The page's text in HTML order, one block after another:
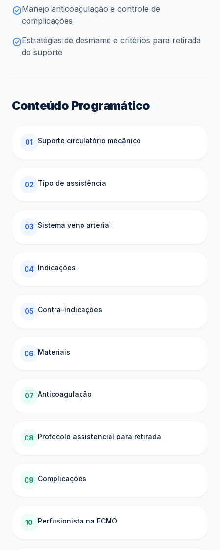
check_circleManejo anticoagulação e controle de
complicações
check_circleEstratégias de desmame e critérios para retirada
do suporte
Conteúdo Programático
01 Suporte circulatório mecânico
02 Tipo de assistência
03 Sistema veno arterial
04 Indicações
05 Contra-indicações
06 Materiais
07 Anticoagulação
08 Protocolo assistencial para retirada
09 Complicações
10 Perfusionista na ECMO